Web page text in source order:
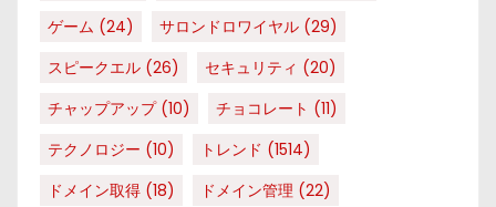
ゲーム (24) サロンドロワイヤル (29)
スピークエル (26) セキュリティ (20)
チャップアップ(10) チョコレート (11)
テクノロジー (10) トレンド (1514)
ドメイン取得 (18) ドメイン管理 (22)